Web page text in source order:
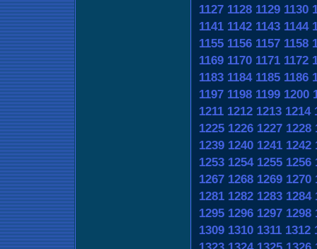
1127 1128 1129 1130
1141 1142 1143 1144
1155 1156 1157 1158
1169 1170 1171 1172
1183 1184 1185 1186
1197 1198 1199 1200
1211 1212 1213 1214
1225 1226 1227 1228
1239 1240 1241 1242
1253 1254 1255 1256
1267 1268 1269 1270
1281 1282 1283 1284
1295 1296 1297 1298
1309 1310 1311 1312